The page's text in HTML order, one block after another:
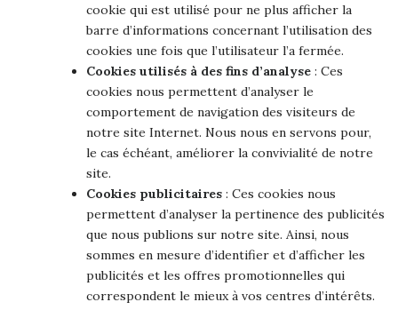
cookie qui est utilisé pour ne plus afficher la
barre d’informations concernant l’utilisation des
cookies une fois que l’utilisateur l’a fermée.
Cookies utilisés à des fins d’analyse : Ces
cookies nous permettent d’analyser le
comportement de navigation des visiteurs de
notre site Internet. Nous nous en servons pour,
le cas échéant, améliorer la convivialité de notre
site.
Cookies publicitaires : Ces cookies nous
permettent d’analyser la pertinence des publicités
que nous publions sur notre site. Ainsi, nous
sommes en mesure d’identifier et d’afficher les
publicités et les offres promotionnelles qui
correspondent le mieux à vos centres d’intérêts.